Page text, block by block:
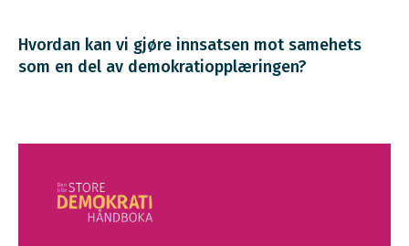
Hvordan kan vi gjøre innsatsen mot samehets
som en del av demokratiopplæringen?